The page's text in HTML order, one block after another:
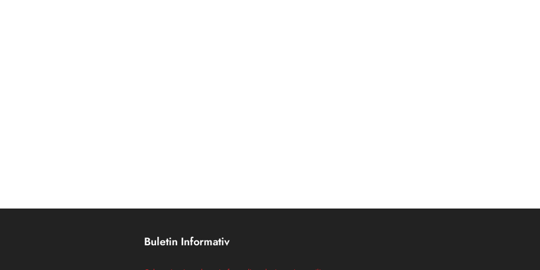
Buletin Informativ